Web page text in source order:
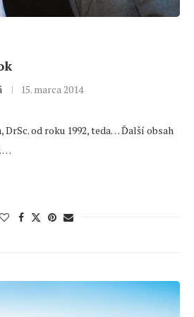
15. marca 2014
DrSc. od roku 1992, teda… Ďalší obsah
…